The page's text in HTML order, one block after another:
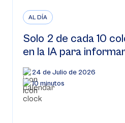
AL DÍA
Solo 2 de cada 10
en la IA para
24 de Julio de 2026
10 minutos